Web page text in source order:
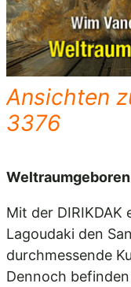
Ansichten
3376
Mit der DIRIKDAK
Lagoudaki den
durchmessende
Dennoch